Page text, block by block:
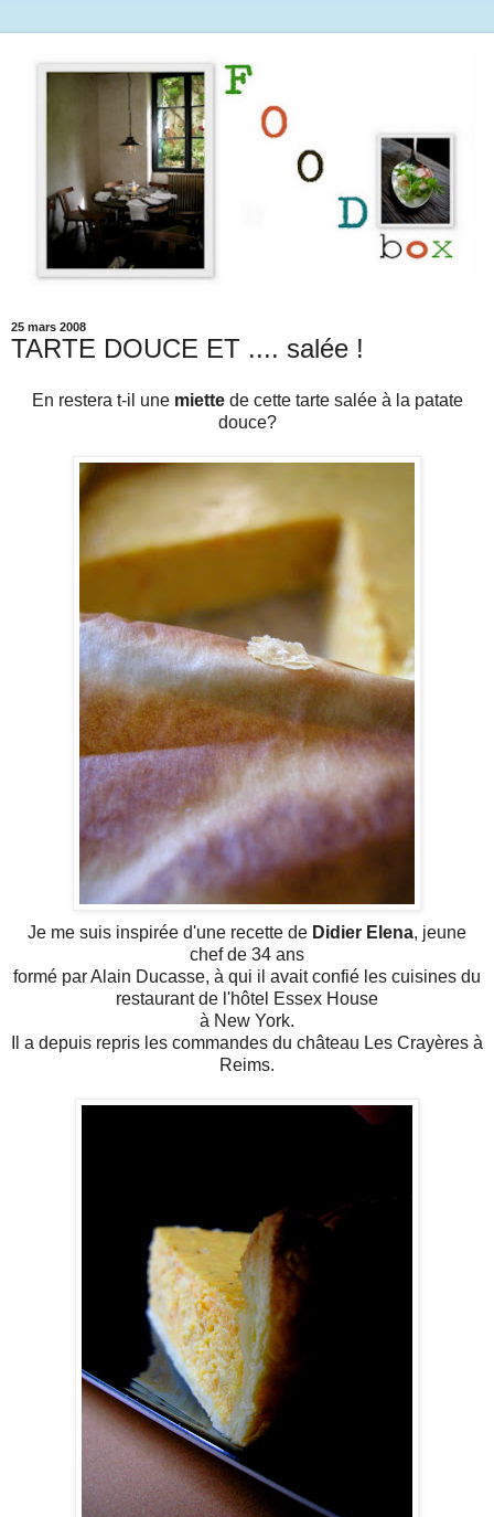
25 mars 2008
TARTE DOUCE ET .... salée !
En restera t-il une miettede cette tarte salée à la patate
douce?
Je me suis inspirée d'une recette de Didier Elena, jeune
chef de 34 ans
formé par Alain Ducasse, à qui il avait confié les cuisines du
restaurant de l'hôtel Essex House
à New York.
Il a depuis repris les commandes du château Les Crayères à
Reims.